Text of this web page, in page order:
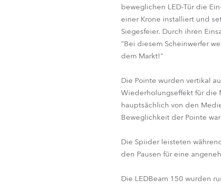
beweglichen LED-Tür die
einer Krone installiert und
Siegesfeier. Durch ihren
"Bei diesem Scheinwerfer
dem Markt!"
Die Pointe wurden vertikal
Wiederholungseffekt für die
hauptsächlich von den
Beweglichkeit der Pointe
Die Spiider leisteten
den Pausen für eine
Die LEDBeam 150 wurden